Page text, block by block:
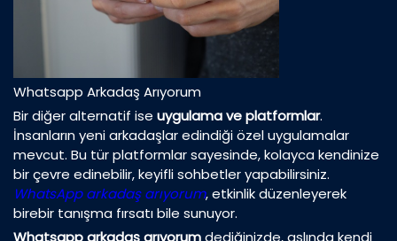
Whatsapp Arkadaş Arıyorum
Bir diğer alternatif ise uygulama ve platformlar.
İnsanların yeni arkadaşlar edindiği özel uygulamalar
mevcut. Bu tür platformlar sayesinde, kolayca kendinize
bir çevre edinebilir, keyifli sohbetler yapabilirsiniz.
WhatsApp arkadaş arıyorum, etkinlik düzenleyerek
birebir tanışma fırsatı bile sunuyor.
Whatsapp arkadaş arıyorumdediğinizde, aslında kendi